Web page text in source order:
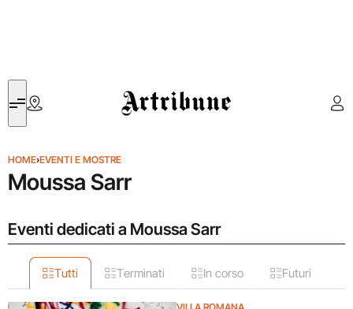
Artribune
HOME›EVENTI E MOSTRE
Moussa Sarr
Eventi dedicati a Moussa Sarr
Tutti Terminati In corso Futuri